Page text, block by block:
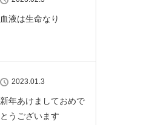
血液は生命なり
2023.01.3
新年あけましておめで
とうございます